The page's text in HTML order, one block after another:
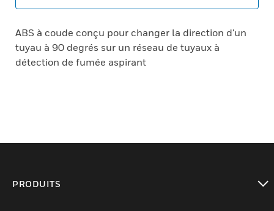
ABS à coude conçu pour changer la direction d'un
tuyau à 90 degrés sur un réseau de tuyaux à
détection de fumée aspirant
PRODUITS